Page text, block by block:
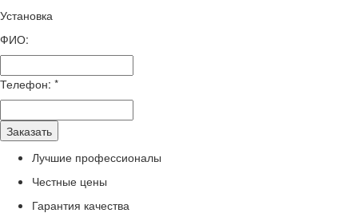
Установка
ФИО:
Телефон: *
Заказать
Лучшие профессионалы
Честные цены
Гарантия качества